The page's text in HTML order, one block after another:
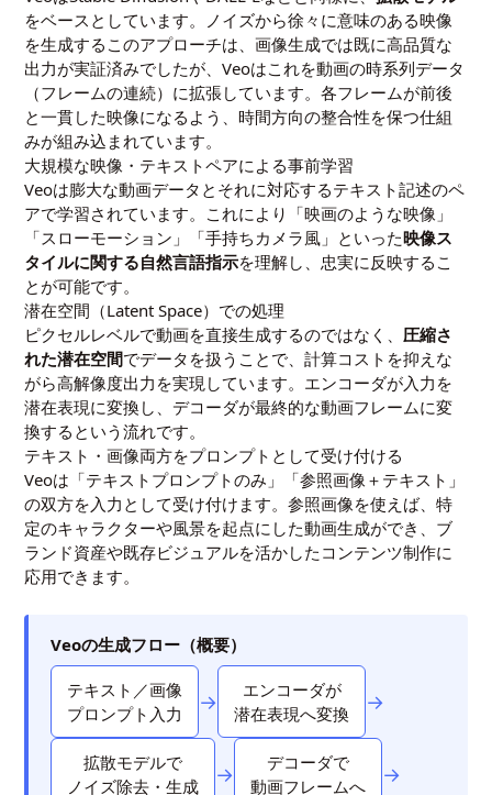
をベースとしています。ノイズから徐々に意味のある映像
を生成するこのアプローチは、画像生成では既に高品質な
出力が実証済みでしたが、Veoはこれを動画の時系列データ
（フレームの連続）に拡張しています。各フレームが前後
と一貫した映像になるよう、時間方向の整合性を保つ仕組
みが組み込まれています。
大規模な映像・テキストペアによる事前学習
Veoは膨大な動画データとそれに対応するテキスト記述のペ
アで学習されています。これにより「映画のような映像」
「スローモーション」「手持ちカメラ風」といった映像ス
タイルに関する自然言語指示を理解し、忠実に反映するこ
とが可能です。
潜在空間（Latent Space）での処理
ピクセルレベルで動画を直接生成するのではなく、圧縮さ
れた潜在空間でデータを扱うことで、計算コストを抑えな
がら高解像度出力を実現しています。エンコーダが入力を
潜在表現に変換し、デコーダが最終的な動画フレームに変
換するという流れです。
テキスト・画像両方をプロンプトとして受け付ける
Veoは「テキストプロンプトのみ」「参照画像＋テキスト」
の双方を入力として受け付けます。参照画像を使えば、特
定のキャラクターや風景を起点にした動画生成ができ、ブ
ランド資産や既存ビジュアルを活かしたコンテンツ制作に
応用できます。
Veoの生成フロー（概要）
テキスト／画像
プロンプト入力
→
エンコーダが
潜在表現へ変換
→
拡散モデルで
ノイズ除去・生成
→
デコーダで
動画フレームへ
→